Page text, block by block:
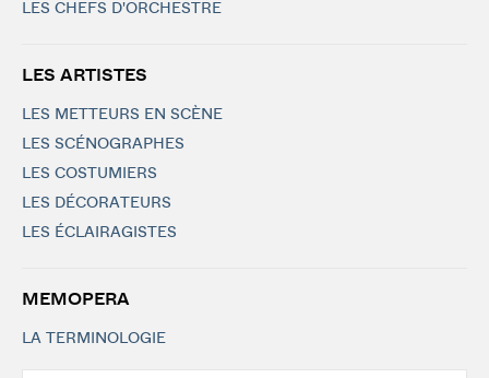
LES CHEFS D'ORCHESTRE
LES ARTISTES
LES METTEURS EN SCÈNE
LES SCÉNOGRAPHES
LES COSTUMIERS
LES DÉCORATEURS
LES ÉCLAIRAGISTES
MEMOPERA
LA TERMINOLOGIE